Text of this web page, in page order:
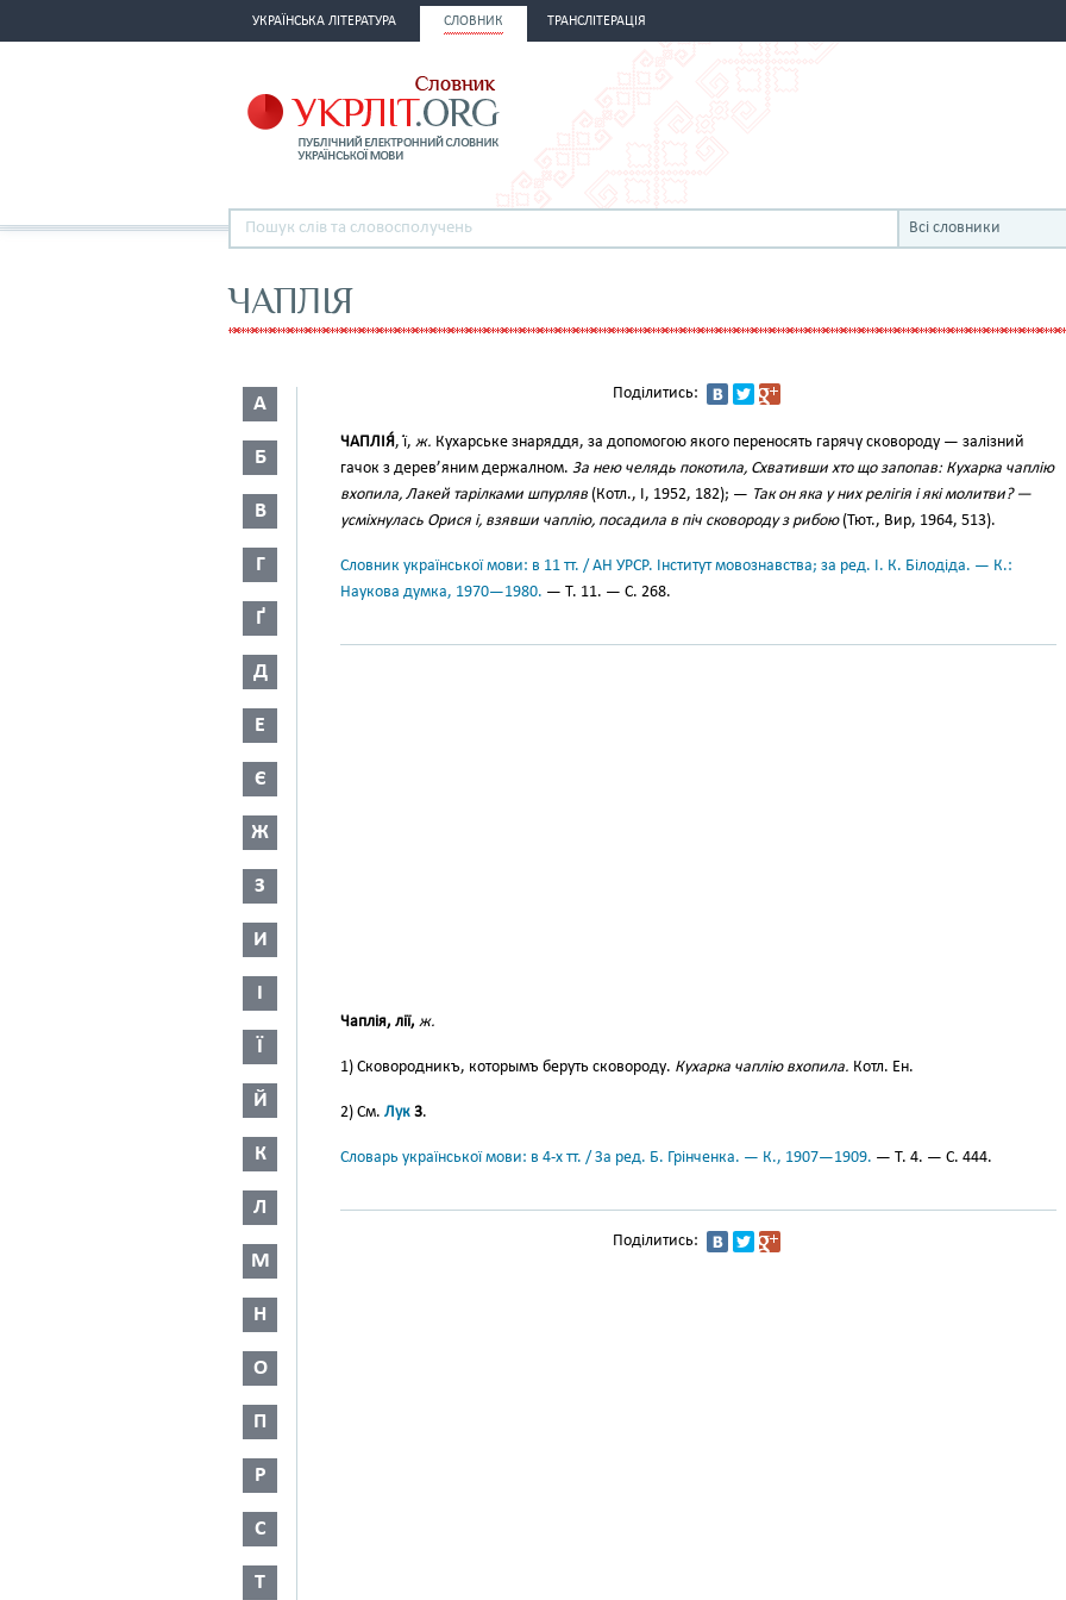
УКРАЇНСЬКА ЛІТЕРАТУРА СЛОВНИК ТРАНСЛІТЕРАЦІЯ
Всі словники
ЧАПЛІЯ
А
Б
В
Г
Ґ
Д
Е
Є
Ж
З
И
І
Ї
Й
К
Л
М
Н
О
П
Р
С
Т
Поділитись:
ЧАПЛІЯ́, ї́, ж. Кухарське знаряддя, за допомогою якого переносять гарячу сковороду — залізний
гачок з дерев’яним держалном. За нею челядь покотила, Схвативши хто що запопав: Кухарка чаплію
вхопила, Лакей тарілками шпурляв (Котл., І, 1952, 182); — Так он яка у них релігія і які молитви? —
усміхнулась Орися і, взявши чаплію, посадила в піч сковороду з рибою(Тют., Вир, 1964, 513).
Словник української мови: в 11 тт. / АН УРСР. Інститут мовознавства; за ред. І. К. Білодіда. — К.:
Наукова думка, 1970—1980. — Т. 11. — С. 268.
Чаплія, лії, ж.
1) Сковородникъ, которымъ беруть сковороду. Кухарка чаплію вхопила. Котл. Ен.
2) См. Лук 3.
Словарь української мови: в 4-х тт. / За ред. Б. Грінченка. — К., 1907—1909. — Т. 4. — С. 444.
Поділитись: